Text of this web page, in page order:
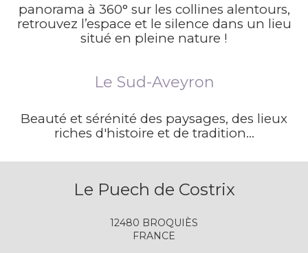
panorama à 360° sur les collines alentours,
retrouvez l’espace et le silence dans un lieu
situé en pleine nature !
Le Sud-Aveyron
Beauté et sérénité des paysages, des lieux
riches d'histoire et de tradition...
Le Puech de Costrix
12480 BROQUIÈS
FRANCE